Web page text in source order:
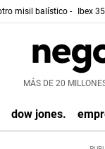
misil balístico - Ibex
MÁS DE 20
dow jones.